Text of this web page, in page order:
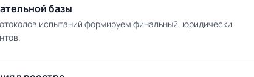
базы
испытаний формируем финальный, юридически